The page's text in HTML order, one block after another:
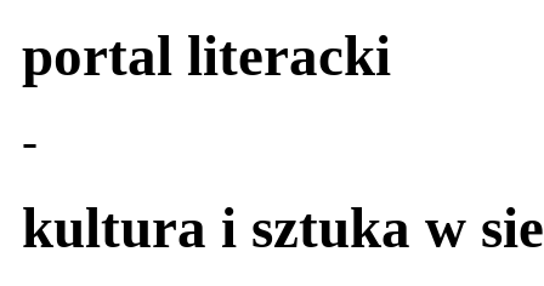
portal literacki
-
kultura i sztuka w